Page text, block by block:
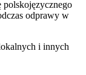
odprawy w
i innych